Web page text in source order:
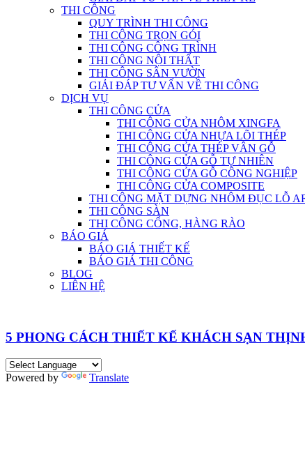
THI CÔNG
QUY TRÌNH THI CÔNG
THI CÔNG TRỌN GÓI
THI CÔNG CÔNG TRÌNH
THI CÔNG NỘI THẤT
THI CÔNG SÂN VƯỜN
GIẢI ĐÁP TƯ VẤN VỀ THI CÔNG
DỊCH VỤ
THI CÔNG CỬA
THI CÔNG CỬA NHÔM XINGFA
THI CÔNG CỬA NHỰA LÕI THÉP
THI CÔNG CỬA THÉP VÂN GỖ
THI CÔNG CỬA GỖ TỰ NHIÊN
THI CÔNG CỬA GỖ CÔNG NGHIỆP
THI CÔNG CỬA COMPOSITE
THI CÔNG MẶT DỰNG NHÔM ĐỤC LỖ
THI CÔNG SÀN
THI CÔNG CỔNG, HÀNG RÀO
BÁO GIÁ
BÁO GIÁ THIẾT KẾ
BÁO GIÁ THI CÔNG
BLOG
LIÊN HỆ
5 PHONG CÁCH THIẾT KẾ KHÁCH SẠN
Powered by Translate